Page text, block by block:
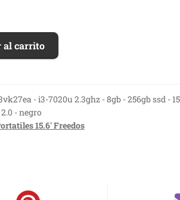
al carrito
- i3-7020u 2.3ghz - 8gb - 256gb ssd -
- negro
15.6' Freedos